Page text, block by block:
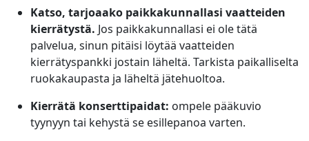
Katso, tarjoaako paikkakunnallasi vaatteiden
kierrätystä. Jos paikkakunnallasi ei ole tätä
palvelua, sinun pitäisi löytää vaatteiden
kierrätyspankki jostain läheltä. Tarkista paikalliselta
ruokakaupasta ja läheltä jätehuoltoa.
Kierrätä konserttipaidat: ompele pääkuvio
tyynyyn tai kehystä se esillepanoa varten.